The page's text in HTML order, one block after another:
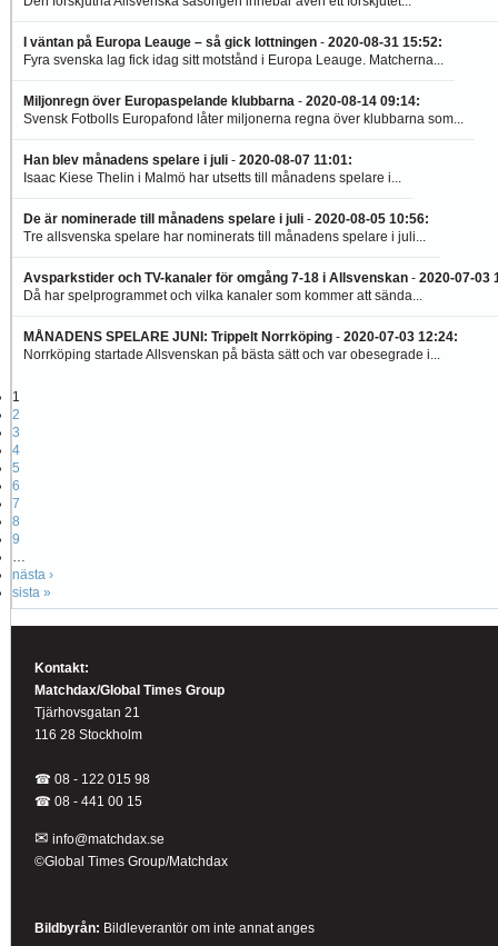
I väntan på Europa Leauge – så gick lottningen - 2020-08-31 15:52:
Fyra svenska lag fick idag sitt motstånd i Europa Leauge. Matcherna...
Miljonregn över Europaspelande klubbarna - 2020-08-14 09:14:
Svensk Fotbolls Europafond låter miljonerna regna över klubbarna som...
Han blev månadens spelare i juli - 2020-08-07 11:01:
Isaac Kiese Thelin i Malmö har utsetts till månadens spelare i...
De är nominerade till månadens spelare i juli - 2020-08-05 10:56:
Tre allsvenska spelare har nominerats till månadens spelare i juli...
Avsparkstider och TV-kanaler för omgång 7-18 i Allsvenskan - 2020-07-03
Då har spelprogrammet och vilka kanaler som kommer att sända...
MÅNADENS SPELARE JUNI: Trippelt Norrköping - 2020-07-03 12:24:
Norrköping startade Allsvenskan på bästa sätt och var obesegrade i...
1
2
3
4
5
6
7
8
9
…
nästa ›
sista »
Kontakt:
Matchdax/Global Times Group
Tjärhovsgatan 21
116 28 Stockholm
☎ 08 - 122 015 98
☎ 08 - 441 00 15
✉ info@matchdax.se
©Global Times Group/Matchdax
Bildbyrån: Bildleverantör om inte annat anges